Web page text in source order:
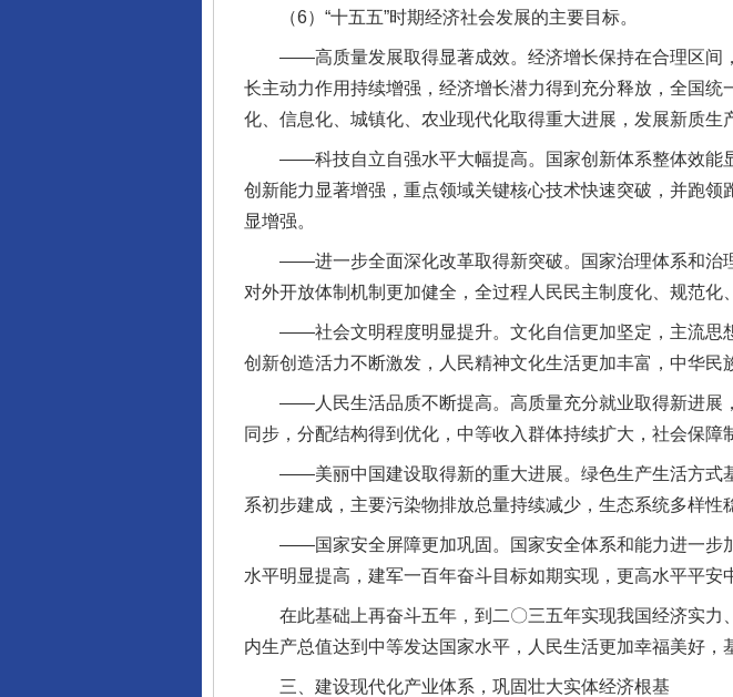
（6）“十五五”时期经济社会发展的主要目标。
——高质量发展取得显著成效。经济增长保持在合理区间，
长主动力作用持续增强，经济增长潜力得到充分释放，全国
化、信息化、城镇化、农业现代化取得重大进展，发展新质生
——科技自立自强水平大幅提高。国家创新体系整体效能
创新能力显著增强，重点领域关键核心技术快速突破，并跑
显增强。
——进一步全面深化改革取得新突破。国家治理体系和治
对外开放体制机制更加健全，全过程人民民主制度化、规范
——社会文明程度明显提升。文化自信更加坚定，主流思
创新创造活力不断激发，人民精神文化生活更加丰富，中华民
——人民生活品质不断提高。高质量充分就业取得新进展，
同步，分配结构得到优化，中等收入群体持续扩大，社会保
——美丽中国建设取得新的重大进展。绿色生产生活方式
系初步建成，主要污染物排放总量持续减少，生态系统多样性
——国家安全屏障更加巩固。国家安全体系和能力进一步加
水平明显提高，建军一百年奋斗目标如期实现，更高水平平安
在此基础上再奋斗五年，到二〇三五年实现我国经济实力
内生产总值达到中等发达国家水平，人民生活更加幸福美好，
三、建设现代化产业体系，巩固壮大实体经济根基